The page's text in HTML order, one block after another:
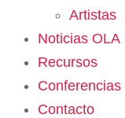
Artistas
Noticias OLA
Recursos
Conferencias
Contacto